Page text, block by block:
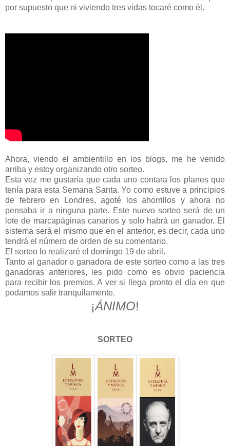
por supuesto que ni viviendo tres vidas tocaré como él.
Ahora, viendo el ambientillo en los blogs, me he venido
arriba y estoy organizando otro sorteo.
Esta vez me gustaría que cada uno contara los planes que
tenía para esta Semana Santa. Yo como estuve a principios
de febrero en Londres, agoté los ahorrillos y ahora no
pensaba ir a ninguna parte. Este nuevo sorteo será de un
lote de marcapáginas canarios y solo habrá un ganador. El
sistema será el mismo que en el anterior, es decir, cada uno
tendrá el número de orden de su comentario.
El sorteo lo realizaré el domingo 19 de abril.
Tanto al ganador o ganadora de este sorteo como a las tres
ganadoras anteriores, les pido como es obvio paciencia
para recibir los premios. A ver si llega pronto el día en que
podamos salir tranquilamente.
¡ÁNIMO!
SORTEO